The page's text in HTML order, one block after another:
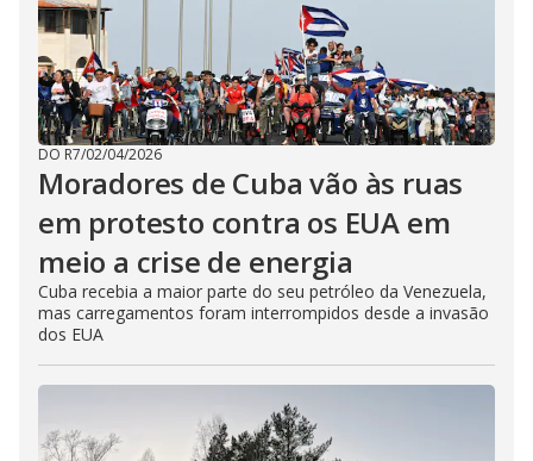
DO R7/02/04/2026
Moradores de Cuba vão às ruas
em protesto contra os EUA em
meio a crise de energia
Cuba recebia a maior parte do seu petróleo da Venezuela,
mas carregamentos foram interrompidos desde a invasão
dos EUA